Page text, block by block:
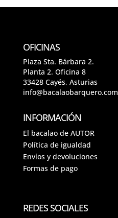
OFICINAS
Plaza Sta. Bárbara 2.
Planta 2. Oficina 8
33428 Cayés, Asturias
info@bacalaobarquero.com
INFORMACIÓN
El bacalao de AUTOR
Política de igualdad
Envíos y devoluciones
Formas de pago
REDES SOCIALES